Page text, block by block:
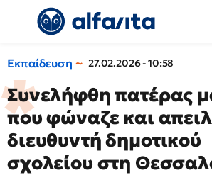
Εκπαίδευση 27.02.2026 - 10:58
Συνελήφθη πατέρας
που φώναζε και
διευθυντή δημοτικού
σχολείου στη